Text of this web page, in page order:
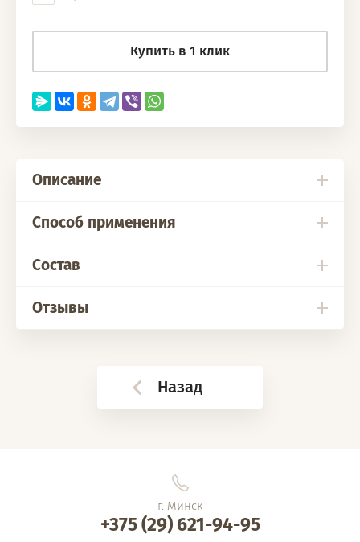
Купить в 1 клик
Описание
Способ применения
Состав
Отзывы
Назад
г. Минск
+375 (29) 621-94-95